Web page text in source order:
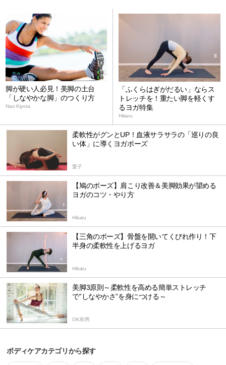
脚が硬い人必見！美脚の土台
「しなやかな脚」のつくり方
Nao Kiyota
「ふくらはぎがだるい」ならス
トレッチを！重たい脚を軽くす
るヨガ特集
Hikaru
柔軟性がグンとUP！血液サラサラの「巡りの良
い体」に導くヨガポーズ
愛子
【鳩のポーズ】肩こり改善＆美脚効果が望める
ヨガのコツ・やり方
Hikaru
【三角のポーズ】骨盤を開いてくびれ作り！下
半身の柔軟性を上げるヨガ
Hikaru
美脚3原則～柔軟性を高める簡単ストレッチ
で‟しなやかさ”を身につける～
OK和男
ボディケアカテゴリから探す